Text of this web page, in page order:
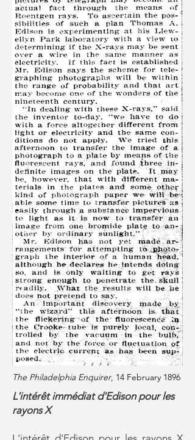
The Philadelphia Enquirer, 14 February 1896
L'intérêt immédiat d'Edison pour les
rayons X